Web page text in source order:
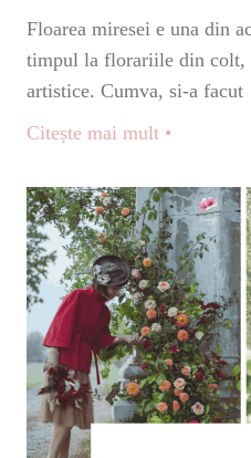
Floarea miresei e una din
timpul la florariile din colt,
artistice. Cumva, si-a facut
Citește mai mult •